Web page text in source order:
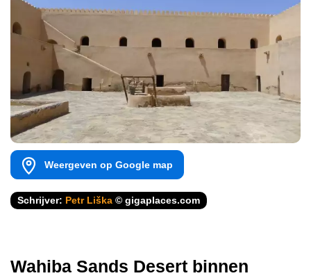
Weergeven op Google map
Schrijver: Petr Liška © gigaplaces.com
Wahiba Sands Desert binnen